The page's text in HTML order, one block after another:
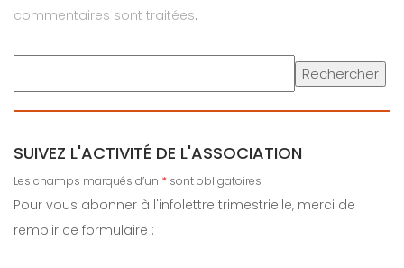
commentaires sont traitées.
Rechercher
SUIVEZ L'ACTIVITÉ DE L'ASSOCIATION
Les champs marqués d’un * sont obligatoires
Pour vous abonner à l'infolettre trimestrielle, merci de
remplir ce formulaire :